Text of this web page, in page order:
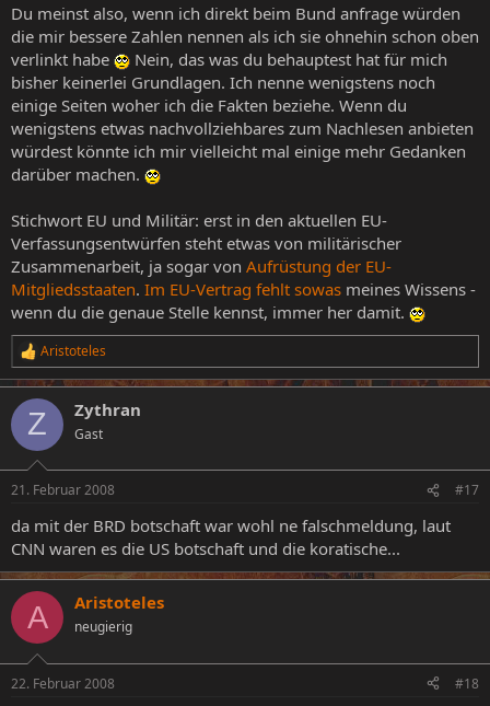
Du meinst also, wenn ich direkt beim Bund anfrage würden
die mir bessere Zahlen nennen als ich sie ohnehin schon oben
verlinkt habe
Nein, das was du behauptest hat für mich
bisher keinerlei Grundlagen. Ich nenne wenigstens noch
einige Seiten woher ich die Fakten beziehe. Wenn du
wenigstens etwas nachvollziehbares zum Nachlesen anbieten
würdest könnte ich mir vielleicht mal einige mehr Gedanken
darüber machen.
Stichwort EU und Militär: erst in den aktuellen EU-
Verfassungsentwürfen steht etwas von militärischer
Zusammenarbeit, ja sogar von Aufrüstung der EU-
Mitgliedsstaaten. Im EU-Vertrag fehlt sowas meines Wissens -
wenn du die genaue Stelle kennst, immer her damit.
R
e
a
k
i
e
:
Aristoteles
Z Zythran
Gast
21. Februar 2008 #17
da mit der BRD botschaft war wohl ne falschmeldung, laut
CNN waren es die US botschaft und die koratische...
A Aristoteles
neugierig
22. Februar 2008 #18